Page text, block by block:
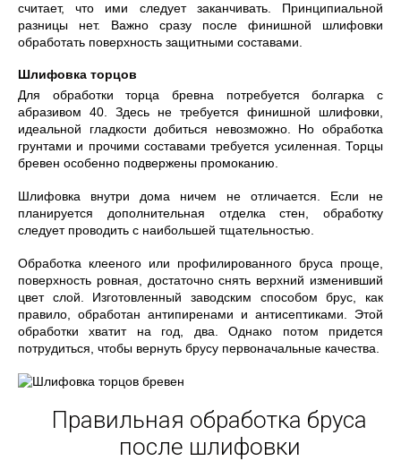
считает, что ими следует заканчивать. Принципиальной
разницы нет. Важно сразу после финишной шлифовки
обработать поверхность защитными составами.
Шлифовка торцов
Для обработки торца бревна потребуется болгарка с
абразивом 40. Здесь не требуется финишной шлифовки,
идеальной гладкости добиться невозможно. Но обработка
грунтами и прочими составами требуется усиленная. Торцы
бревен особенно подвержены промоканию.
Шлифовка внутри дома ничем не отличается. Если не
планируется дополнительная отделка стен, обработку
следует проводить с наибольшей тщательностью.
Обработка клееного или профилированного бруса проще,
поверхность ровная, достаточно снять верхний изменивший
цвет слой. Изготовленный заводским способом брус, как
правило, обработан антипиренами и антисептиками. Этой
обработки хватит на год, два. Однако потом придется
потрудиться, чтобы вернуть брусу первоначальные качества.
Правильная обработка бруса
после шлифовки